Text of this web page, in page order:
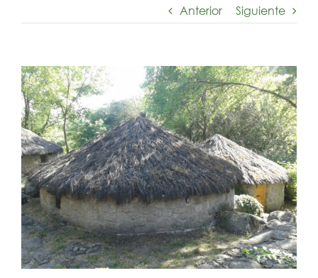
Anterior Siguiente
Ver
imagen
más
grande